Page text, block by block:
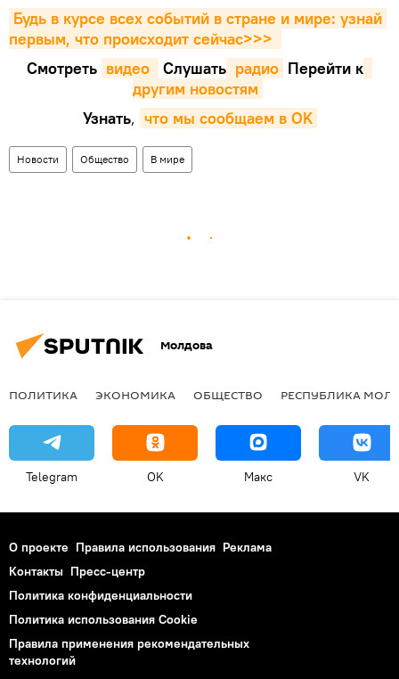
Будь в курсе всех событий в стране и мире: узнай
первым, что происходит сейчаc>>>
Смотреть видео Cлушать радио Перейти к
другим новостям
Узнать, что мы сообщаем в OK
Новости Общество В мире
Молдова
ПОЛИТИКА ЭКОНОМИКА ОБЩЕСТВО РЕСПУБЛИКА
Telegram OK Макс VK
О проекте Правила использования Реклама
Контакты Пресс-центр
Политика конфиденциальности
Политика использования Cookie
Правила применения рекомендательных
технологий